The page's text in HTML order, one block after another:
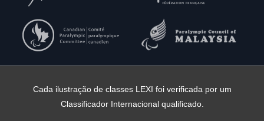
Cada ilustração de classes LEXI foi verificada por um
Classificador Internacional qualificado.